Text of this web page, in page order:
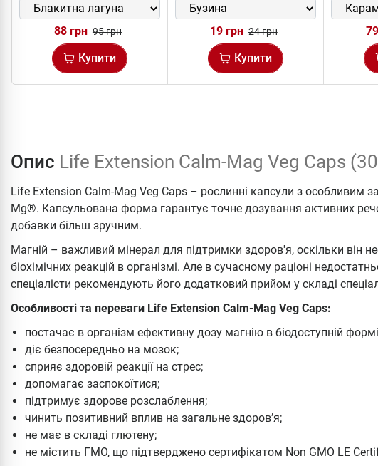
88 грн 95 грн
Купити
19 грн 24 грн
Купити
Опис Life Extension Calm-Mag Veg Caps
Life Extension Calm-Mag Veg Caps – рослинні капсули з особливим
Mg®. Капсульована форма гарантує точне дозування активних
добавки більш зручним.
Магній – важливий мінерал для підтримки здоров'я, оскільки він
біохімічних реакцій в організмі. Але в сучасному раціоні
спеціалісти рекомендують його додатковий прийом у складі
Особливості та переваги Life Extension Calm-Mag Veg Caps:
постачає в організм ефективну дозу магнію в біодоступній
діє безпосередньо на мозок;
сприяє здоровій реакції на стрес;
допомагає заспокоїтися;
підтримує здорове розслаблення;
чинить позитивний вплив на загальне здоров’я;
не має в складі глютену;
не містить ГМО, що підтверджено сертифікатом Non GMO LE